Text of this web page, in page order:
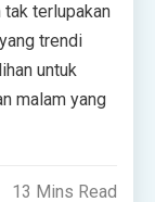
tak terlupakan
trendi
untuk
malam yang
13 Mins Read